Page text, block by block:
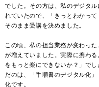
でした。その方は、私のデジタ
れていたので、「きっとわかっ
そのまま受講を決めました。
この頃、私の担当業務が変わっ
が増えていました。実際に携わ
をもっと楽にできないか？」で
だのは、「手順書のデジタル化
化です。